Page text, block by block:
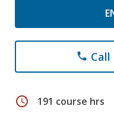
phone Call
schedule 191 course hrs